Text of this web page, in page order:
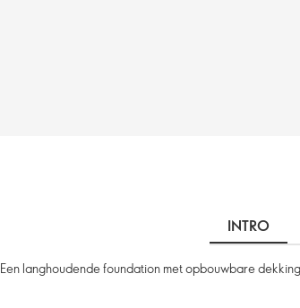
INTRO
Een langhoudende foundation met opbouwbare